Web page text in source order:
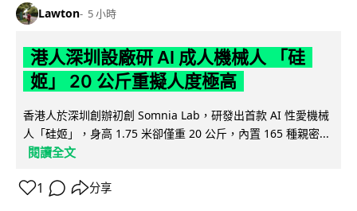
Lawton 5 小時
港人深圳設廠研 AI 成人機械人 「硅
姬」 20 公斤重擬人度極高
香港人於深圳創辦初創 Somnia Lab，研發出首款 AI 性愛機械
人「硅姬」，身高 1.75 米卻僅重 20 公斤，內置 165 種親密...
閱讀全文
1 分享